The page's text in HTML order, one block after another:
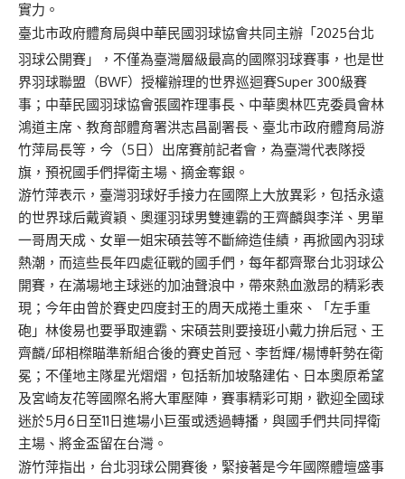
實力。
臺北市政府體育局與中華民國羽球協會共同主辦「2025台北
羽球公開賽」，不僅為臺灣層級最高的國際羽球賽事，也是世
界羽球聯盟（BWF）授權辦理的世界巡迴賽Super 300級賽
事；中華民國羽球協會張國祚理事長、中華奧林匹克委員會林
鴻道主席、教育部體育署洪志昌副署長、臺北市政府體育局游
竹萍局長等，今（5日）出席賽前記者會，為臺灣代表隊授
旗，預祝國手們捍衛主場、摘金奪銀。
游竹萍表示，臺灣羽球好手接力在國際上大放異彩，包括永遠
的世界球后戴資穎、奧運羽球男雙連霸的王齊麟與李洋、男單
一哥周天成、女單一姐宋碩芸等不斷締造佳績，再掀國內羽球
熱潮，而這些長年四處征戰的國手們，每年都齊聚台北羽球公
開賽，在滿場地主球迷的加油聲浪中，帶來熱血激昂的精彩表
現；今年由曾於賽史四度封王的周天成捲土重來、「左手重
砲」林俊易也要爭取連霸、宋碩芸則要接班小戴力拚后冠、王
齊麟/邱相榤瞄準新組合後的賽史首冠、李哲輝/楊博軒勢在衛
冕；不僅地主隊星光熠熠，包括新加坡駱建佑、日本奧原希望
及宮崎友花等國際名將大軍壓陣，賽事精彩可期，歡迎全國球
迷於5月6日至11日進場小巨蛋或透過轉播，與國手們共同捍衛
主場、將金盃留在台灣。
游竹萍指出，台北羽球公開賽後，緊接著是今年國際體壇盛事